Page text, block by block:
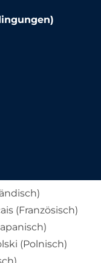
)
(Französisch)
)
(Polnisch)
)